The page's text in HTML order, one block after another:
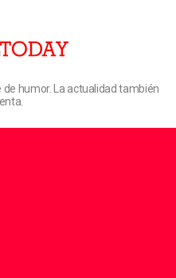
de humor. La actualidad también